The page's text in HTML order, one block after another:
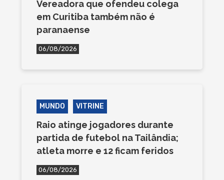
Vereadora que ofendeu colega
em Curitiba também não é
paranaense
06/08/2026
MUNDO VITRINE
Raio atinge jogadores durante
partida de futebol na Tailândia;
atleta morre e 12 ficam feridos
06/08/2026